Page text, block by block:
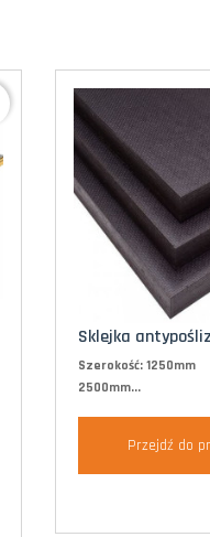
Sklejka
Szerokość: 1250mm
2500mm...
Przejdź do